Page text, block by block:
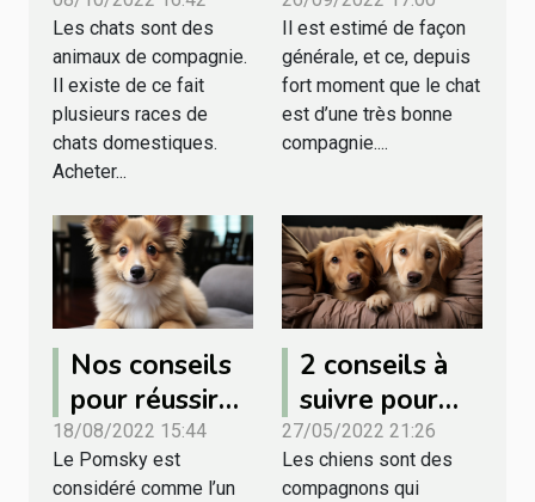
les plus chers
du monde ?
Les chats sont des
animaux de compagnie.
Il existe de ce fait
plusieurs races de
chats domestiques.
Acheter...
compagnie ?
Il est estimé de façon
générale, et ce, depuis
fort moment que le chat
est d’une très bonne
compagnie....
Nos conseils
pour réussir
l’élevage d’un
chiot Pomsky
18/08/2022 15:44
Le Pomsky est
considéré comme l’un
2 conseils à
suivre pour
prendre soin
de son chien
27/05/2022 21:26
Les chiens sont des
compagnons qui